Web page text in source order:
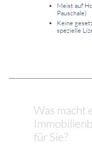
Meist auf
Pauschale)
Keine
spezielle
Was macht
für Sie?